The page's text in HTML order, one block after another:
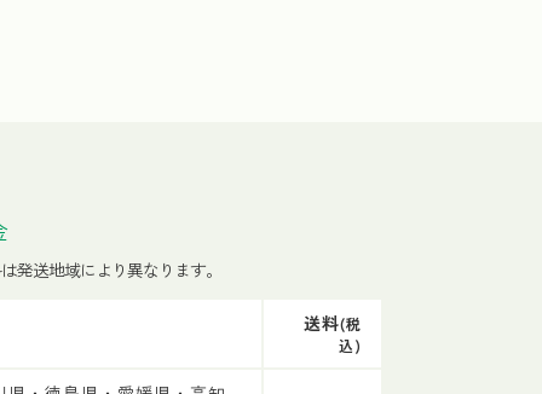
発送地域により異なります。
送料(税
込)